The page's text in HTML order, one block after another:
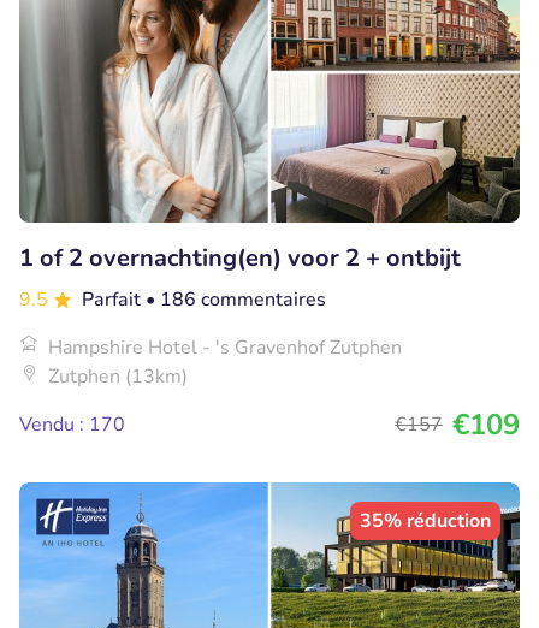
1 of 2 overnachting(en) voor 2 + ontbijt
9.5 Parfait • 186 commentaires
Hampshire Hotel - 's Gravenhof Zutphen
Zutphen (13km)
Vendu : 170
€157 €109
35% réduction